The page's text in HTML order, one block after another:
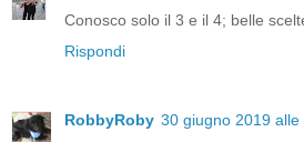
Conosco solo il 3 e il 4; belle
Rispondi
RobbyRoby 30 giugno 2019 alle